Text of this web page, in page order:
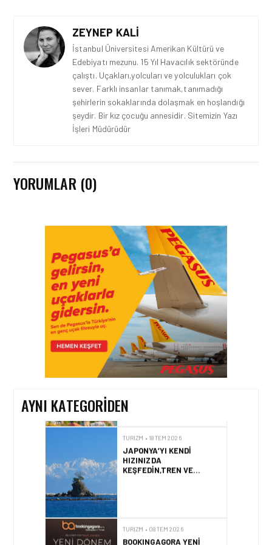
ZEYNEP KALI
İstanbul Üniversitesi Amerikan Kültürü ve
Edebiyatı mezunu. 15 Yıl Havacılık sektöründe
çalıştı. Uçakları,yolcuları ve yolculukları çok
sever. Farklı insanlar tanımak,tanımadığı
şehirlerin sokaklarında dolaşmak en hoşlandığı
şeydir. Bir kız çocuğu annesidir. Sitemizin Yazı
İşleri Müdürüdür
YORUMLAR (0)
AYNI KATEGORIDEN
TURIZM • 24 TEM 2026
AIRVIATECH VE WINGIE
ENUYGUN GROUP’TAN
SEYAHAT
TEKNOLOJILERINDE GÜÇ
BIRLIĞI
TURIZM • 24 TEM 2026
ENUYGUN.COM’DAN YAZ
ROTASI: TÜRKIYE’NIN EN
POPÜLER PLAJLARI
HIZINIZDA
KEŞFEDIN,TREN VE
OTOBÜSLE YENI BIR
GÜZERGÂH
NESIL PROGRAMINI